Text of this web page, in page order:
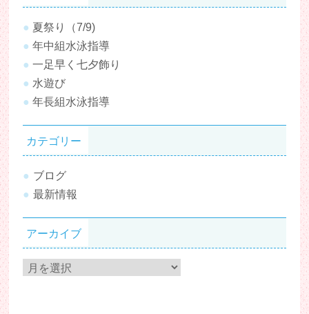
夏祭り（7/9)
年中組水泳指導
一足早く七夕飾り
水遊び
年長組水泳指導
カテゴリー
ブログ
最新情報
アーカイブ
ア